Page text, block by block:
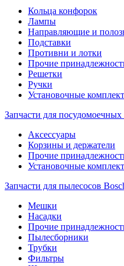
Кольца конфорок
Лампы
Направляющие и
Подставки
Противни и лотки
Прочие
Решетки
Ручки
Установочные
Запчасти для
Аксессуары
Корзины и держатели
Прочие
Установочные
Запчасти для пылесосов
Мешки
Насадки
Прочие
Пылесборники
Трубки
Фильтры